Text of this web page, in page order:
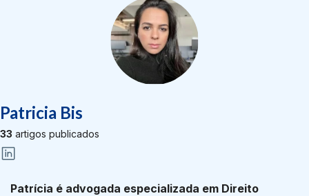
Patricia Bis
33 artigos publicados
Patrícia é advogada especializada em Direito